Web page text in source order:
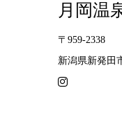
月岡温
〒959-2338
新潟県新発田